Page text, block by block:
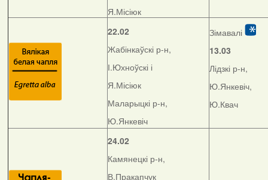
Я.Місіюк
22.02
Жабінкаўскі р-н,
І.Юхноўскі і
Я.Місіюк
Маларыцкі р-н,
Ю.Янкевіч
Зімавалі
13.03
Лідзкі р-н,
Ю.Янкевіч,
Ю.Квач
24.02
Камянецкі р-н,
В.Пракапчук